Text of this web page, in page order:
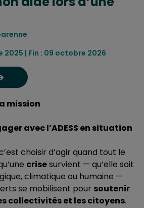
| Fin : 09 octobre 2026
mission
avec l’ADESS en situation
choisir d’agir quand tout le
crisesurvient — qu’elle soit
climatique ou humaine —
se mobilisent pour soutenir
collectivités et les citoyens.